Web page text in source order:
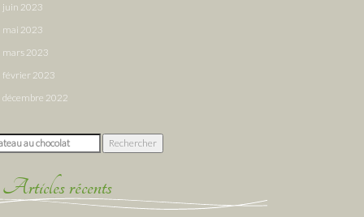
juin 2023
mai 2023
mars 2023
février 2023
décembre 2022
:
Articles récents